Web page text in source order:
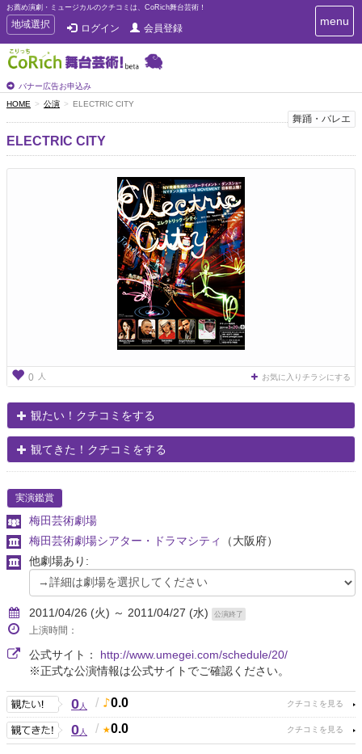
お薦め演劇・ミュージカルのクチコミは、CoRich舞台芸術！
T
o
g
g
e
n
a
v
i
地域選択 ログイン 会員登録
バナー広告お申込み
T
o
n
i
menu
HOME 公演 ELECTRIC CITY
舞踊・バレエ
ELECTRIC CITY
0 人 お気に入りチラシにする
観たい！クチコミをする
観てきた！クチコミをする
実演鑑賞
梅田芸術劇場
梅田芸術劇場シアター・ドラマシティ
（大阪府）
他劇場あり:
2011/04/26 (火) ～ 2011/04/27 (水) 公演終了
上演時間：
公式サイト： http://www.umegei.com/schedule/20/
※正式な公演情報は公式サイトでご確認ください。
0人 / 0.0
0人 / 0.0